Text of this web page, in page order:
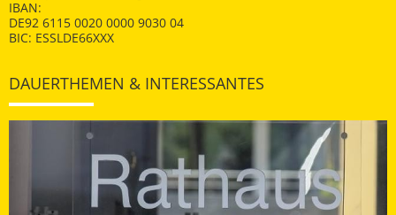
IBAN:
DE92 6115 0020 0000 9030 04
BIC: ESSLDE66XXX
DAUERTHEMEN & INTERESSANTES